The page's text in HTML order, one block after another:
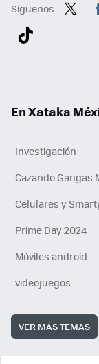
Síguenos
En Xataka
Investigación
Cazando Gangas
Celulares y
Prime Day 2024
Móviles android
videojuegos
VER MÁS TEMAS